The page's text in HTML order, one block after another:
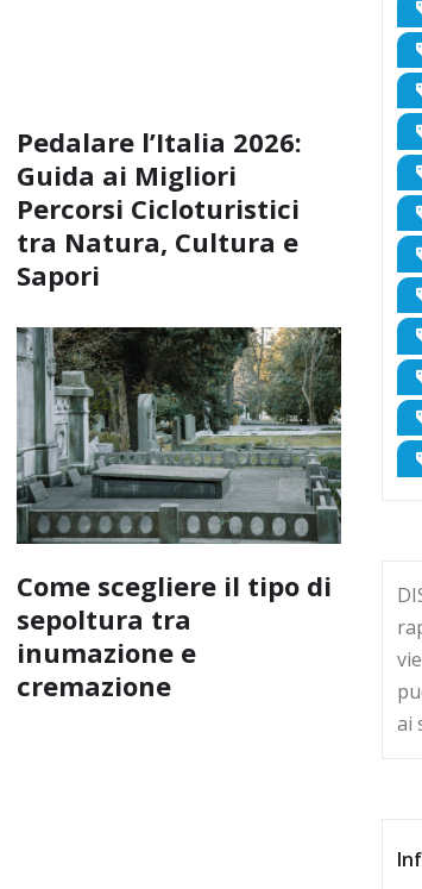
Pedalare l’Italia 2026:
Guida ai Migliori
Percorsi Cicloturistici
tra Natura, Cultura e
Sapori
Come scegliere il tipo di
sepoltura tra
inumazione e
cremazione
ai